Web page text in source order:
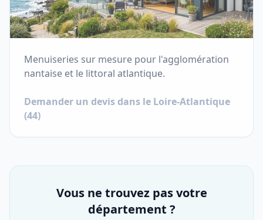
Menuiseries sur mesure pour l'agglomération
nantaise et le littoral atlantique.
Demander un devis dans le Loire-Atlantique
(44)
Vous ne trouvez pas votre
département ?